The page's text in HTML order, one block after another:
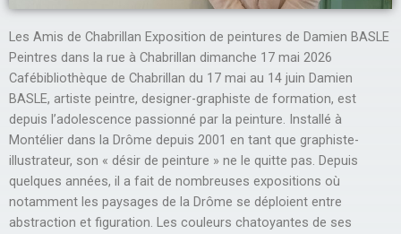
Les Amis de Chabrillan Exposition de peintures de Damien BASLE
Peintres dans la rue à Chabrillan dimanche 17 mai 2026
Cafébibliothèque de Chabrillan du 17 mai au 14 juin Damien
BASLE, artiste peintre, designer-graphiste de formation, est
depuis l’adolescence passionné par la peinture. Installé à
Montélier dans la Drôme depuis 2001 en tant que graphiste-
illustrateur, son « désir de peinture » ne le quitte pas. Depuis
quelques années, il a fait de nombreuses expositions où
notamment les paysages de la Drôme se déploient entre
abstraction et figuration. Les couleurs chatoyantes de ses